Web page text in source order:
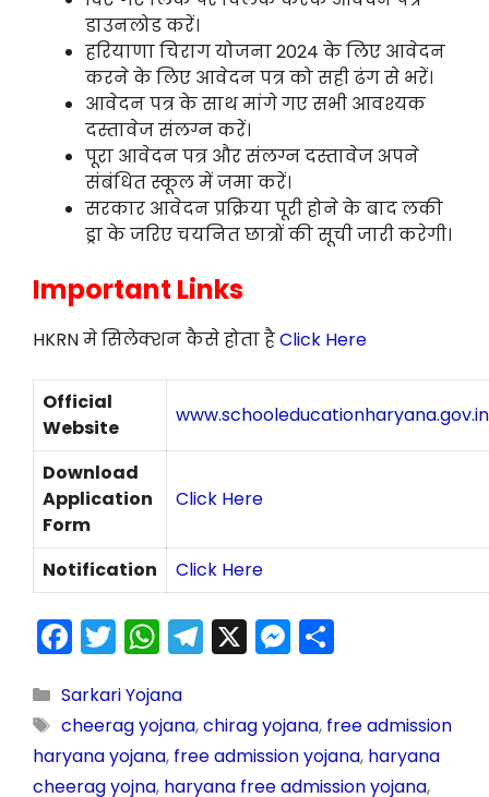
डाउनलोड करें।
हरियाणा चिराग योजना 2024 के लिए आवेदन
करने के लिए आवेदन पत्र को सही ढंग से भरें।
आवेदन पत्र के साथ मांगे गए सभी आवश्यक
दस्तावेज संलग्न करें।
पूरा आवेदन पत्र और संलग्न दस्तावेज अपने
संबंधित स्कूल में जमा करें।
सरकार आवेदन प्रक्रिया पूरी होने के बाद लकी
ड्रा के जरिए चयनित छात्रों की सूची जारी करेगी।
Important Links
HKRN मे सिलेक्शन कैसे होता हैClick Here
Official
Website
www.schooleducationharyana.gov.in
Download
Application
Form
Click Here
Notification Click Here
F
a
c
e
b
T
w
itt
er
W
h
a
ts
A
T
el
e
gr
a
X M
e
s
e
e
Sarkari Yojana
cheerag yojana,chirag yojana, free admission
haryana yojana, free admission yojana, haryana
cheerag yojna, haryana free admission yojana,